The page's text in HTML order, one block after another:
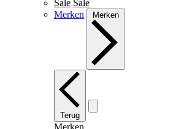
Sale Sale
Merken
Merken
Terug
Merken